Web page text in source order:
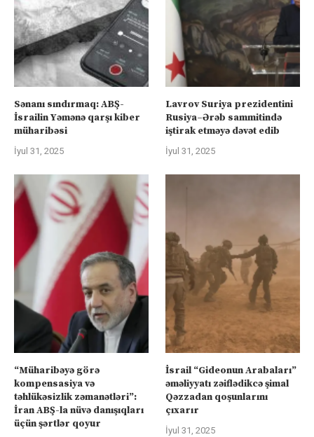
Sənanı sındırmaq: ABŞ-
İsrailin Yəmənə qarşı kiber
müharibəsi
İyul 31, 2025
Lavrov Suriya prezidentini
Rusiya–Ərəb sammitində
iştirak etməyə dəvət edib
İyul 31, 2025
“Müharibəyə görə
kompensasiya və
təhlükəsizlik zəmanətləri”:
İran ABŞ-la nüvə danışıqları
üçün şərtlər qoyur
İsrail “Gideonun Arabaları”
əməliyyatı zəiflədikcə şimal
Qəzzadan qoşunlarını
çıxarır
İyul 31, 2025